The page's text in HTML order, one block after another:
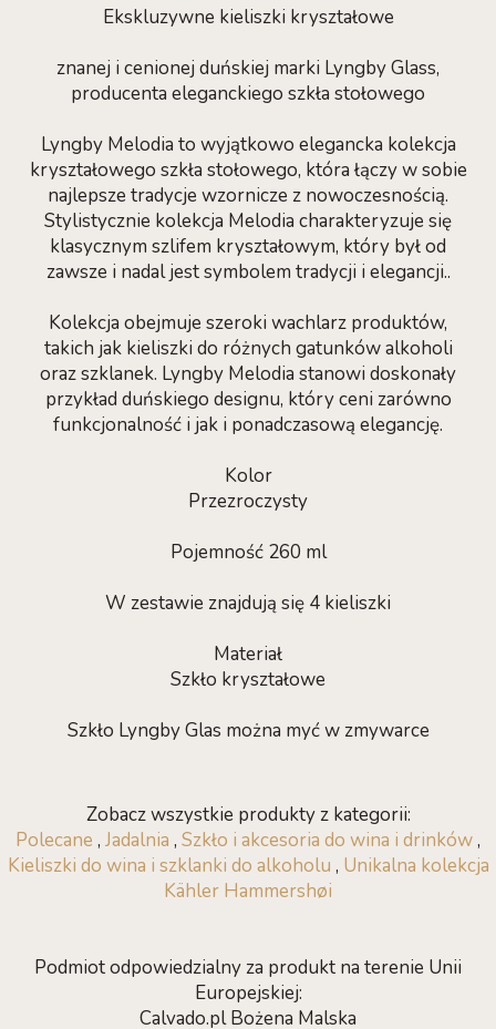
Ekskluzywne kieliszki kryształowe
znanej i cenionej duńskiej marki Lyngby Glass,
producenta eleganckiego szkła stołowego
Lyngby Melodia to wyjątkowo elegancka kolekcja
kryształowego szkła stołowego, która łączy w sobie
najlepsze tradycje wzornicze z nowoczesnością.
Stylistycznie kolekcja Melodia charakteryzuje się
klasycznym szlifem kryształowym, który był od
zawsze i nadal jest symbolem tradycji i elegancji..
Kolekcja obejmuje szeroki wachlarz produktów,
takich jak kieliszki do różnych gatunków alkoholi
oraz szklanek. Lyngby Melodia stanowi doskonały
przykład duńskiego designu, który ceni zarówno
funkcjonalność i jak i ponadczasową elegancję.
Kolor
Przezroczysty
Pojemność 260 ml
W zestawie znajdują się 4 kieliszki
Materiał
Szkło kryształowe
Szkło Lyngby Glas można myć w zmywarce
Zobacz wszystkie produkty z kategorii:
Polecane , Jadalnia , Szkło i akcesoria do wina i drinków,
Kieliszki do wina i szklanki do alkoholu , Unikalna kolekcja
Kähler Hammershøi
Podmiot odpowiedzialny za produkt na terenie Unii
Europejskiej:
Calvado.pl Bożena Malska